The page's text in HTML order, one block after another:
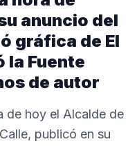
anuncio del
gráfica de El
la Fuente
de autor
de hoy el Alcalde de
publicó en su